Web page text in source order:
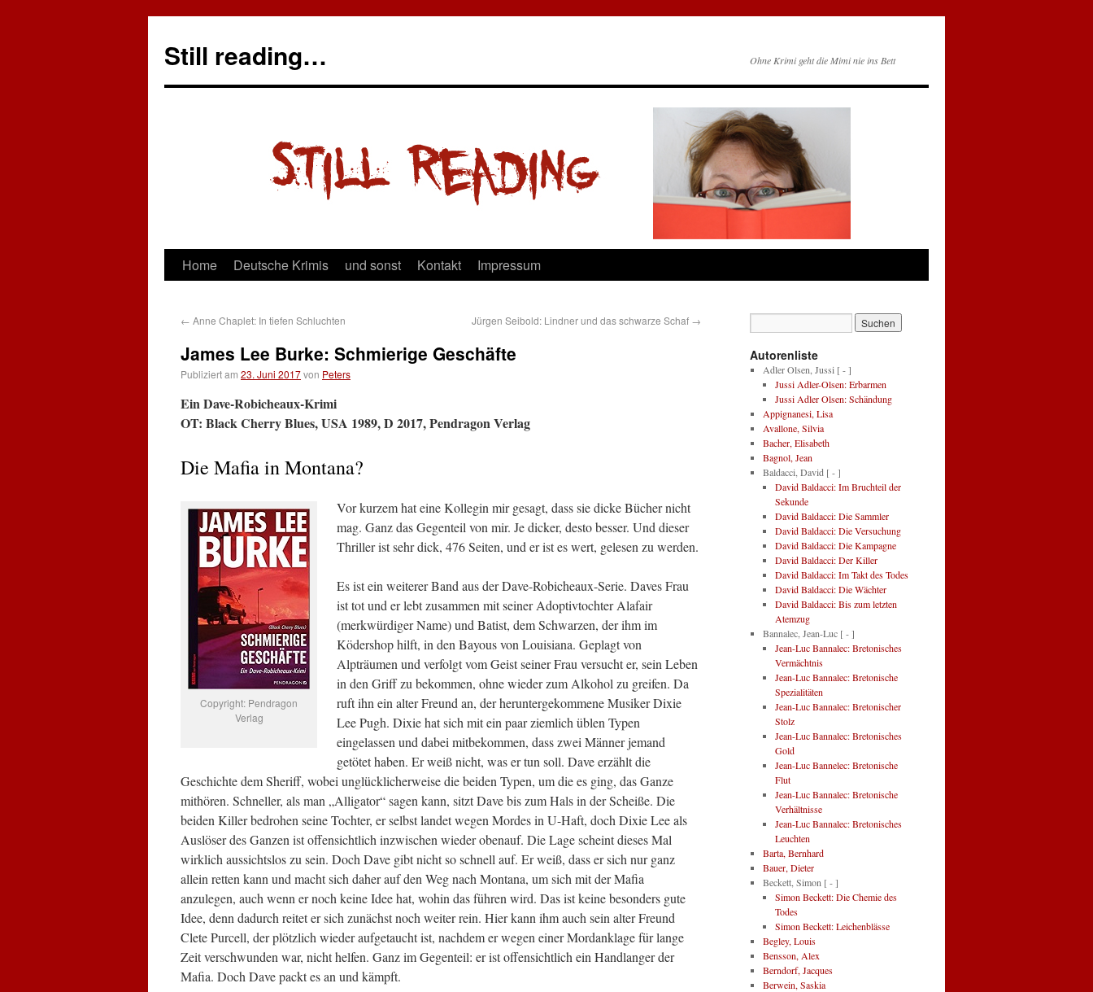
Still reading… Ohne Krimi geht die Mimi nie ins Bett
Home Deutsche Krimis und sonst Kontakt Impressum
← Anne Chaplet: In tiefen Schluchten Jürgen Seibold: Lindner und das schwarze Schaf →
James Lee Burke: Schmierige Geschäfte
Publiziert am 23. Juni 2017von Peters
Ein Dave-Robicheaux-Krimi
OT: Black Cherry Blues, USA 1989, D 2017, Pendragon Verlag
Die Mafia in Montana?
Copyright: Pendragon
Verlag
Vor kurzem hat eine Kollegin mir gesagt, dass sie dicke Bücher nicht
mag. Ganz das Gegenteil von mir. Je dicker, desto besser. Und dieser
Thriller ist sehr dick, 476 Seiten, und er ist es wert, gelesen zu werden.
Es ist ein weiterer Band aus der Dave-Robicheaux-Serie. Daves Frau
ist tot und er lebt zusammen mit seiner Adoptivtochter Alafair
(merkwürdiger Name) und Batist, dem Schwarzen, der ihm im
Ködershop hilft, in den Bayous von Louisiana. Geplagt von
Alpträumen und verfolgt vom Geist seiner Frau versucht er, sein Leben
in den Griff zu bekommen, ohne wieder zum Alkohol zu greifen. Da
ruft ihn ein alter Freund an, der heruntergekommene Musiker Dixie
Lee Pugh. Dixie hat sich mit ein paar ziemlich üblen Typen
eingelassen und dabei mitbekommen, dass zwei Männer jemand
getötet haben. Er weiß nicht, was er tun soll. Dave erzählt die
Geschichte dem Sheriff, wobei unglücklicherweise die beiden Typen, um die es ging, das Ganze
mithören. Schneller, als man „Alligator“ sagen kann, sitzt Dave bis zum Hals in der Scheiße. Die
beiden Killer bedrohen seine Tochter, er selbst landet wegen Mordes in U-Haft, doch Dixie Lee als
Auslöser des Ganzen ist offensichtlich inzwischen wieder obenauf. Die Lage scheint dieses Mal
wirklich aussichtslos zu sein. Doch Dave gibt nicht so schnell auf. Er weiß, dass er sich nur ganz
allein retten kann und macht sich daher auf den Weg nach Montana, um sich mit der Mafia
anzulegen, auch wenn er noch keine Idee hat, wohin das führen wird. Das ist keine besonders gute
Idee, denn dadurch reitet er sich zunächst noch weiter rein. Hier kann ihm auch sein alter Freund
Clete Purcell, der plötzlich wieder aufgetaucht ist, nachdem er wegen einer Mordanklage für lange
Zeit verschwunden war, nicht helfen. Ganz im Gegenteil: er ist offensichtlich ein Handlanger der
Mafia. Doch Dave packt es an und kämpft.
Autorenliste
Adler Olsen, Jussi [ - ]
Jussi Adler-Olsen: Erbarmen
Jussi Adler Olsen: Schändung
Appignanesi, Lisa
Avallone, Silvia
Bacher, Elisabeth
Bagnol, Jean
Baldacci, David [ - ]
David Baldacci: Im Bruchteil der
Sekunde
David Baldacci: Die Sammler
David Baldacci: Die Versuchung
David Baldacci: Die Kampagne
David Baldacci: Der Killer
David Baldacci: Im Takt des Todes
David Baldacci: Die Wächter
David Baldacci: Bis zum letzten
Atemzug
Bannalec, Jean-Luc [ - ]
Jean-Luc Bannalec: Bretonisches
Vermächtnis
Jean-Luc Bannalec: Bretonische
Spezialitäten
Jean-Luc Bannalec: Bretonischer
Stolz
Jean-Luc Bannalec: Bretonisches
Gold
Jean-Luc Bannelec: Bretonische
Flut
Jean-Luc Bannalec: Bretonische
Verhältnisse
Jean-Luc Bannalec: Bretonisches
Leuchten
Barta, Bernhard
Bauer, Dieter
Beckett, Simon [ - ]
Simon Beckett: Die Chemie des
Todes
Simon Beckett: Leichenblässe
Begley, Louis
Bensson, Alex
Berndorf, Jacques
Berwein, Saskia